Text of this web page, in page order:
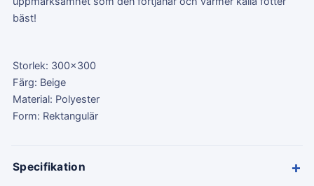
bäst!
Storlek: 300x300
Färg: Beige
Material: Polyester
Form: Rektangulär
Specifikation +